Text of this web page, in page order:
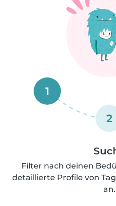
1
2
Filter nach deinen
detaillierte Profile von
an.